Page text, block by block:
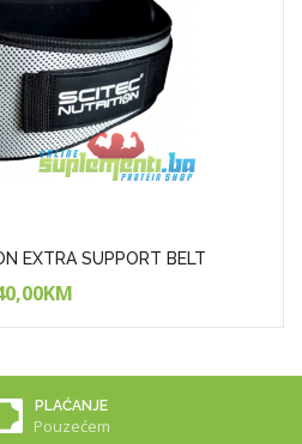
EXTRA SUPPORT BELT